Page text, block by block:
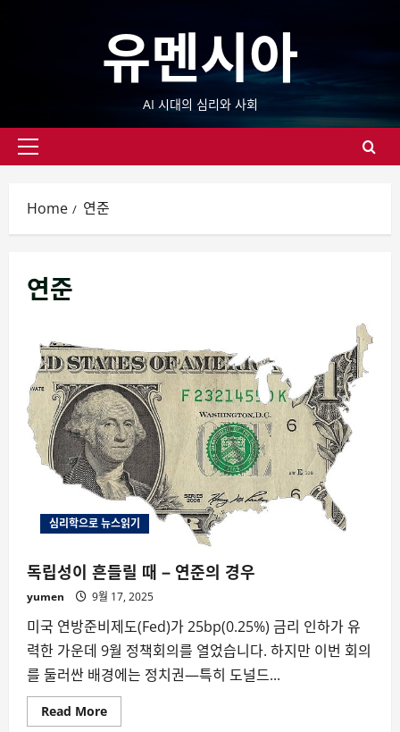
유멘시아
AI 시대의 심리와 사회
Primary
Home 연준
연준
심리학으로 뉴스읽기
독립성이 흔들릴 때 – 연준의 경우
yumen 9월 17, 2025
미국 연방준비제도(Fed)가 25bp(0.25%) 금리 인하가 유
력한 가운데 9월 정책회의를 열었습니다. 하지만 이번 회의
를 둘러싼 배경에는 정치권—특히 도널드...
Read MoreRead
more